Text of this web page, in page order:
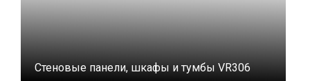
Стеновые панели, шкафы и тумбы VR306